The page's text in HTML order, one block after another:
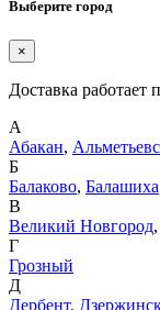
Выберите город
×
Доставка
А
Абакан,
Б
Балаково, Балашиха
В
Великий Новгород,
Г
Грозный
Д
Дербент,